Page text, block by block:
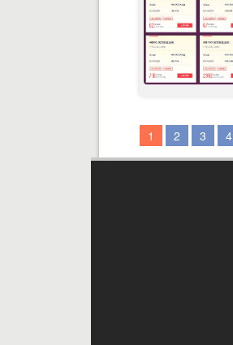
1 2 3 4